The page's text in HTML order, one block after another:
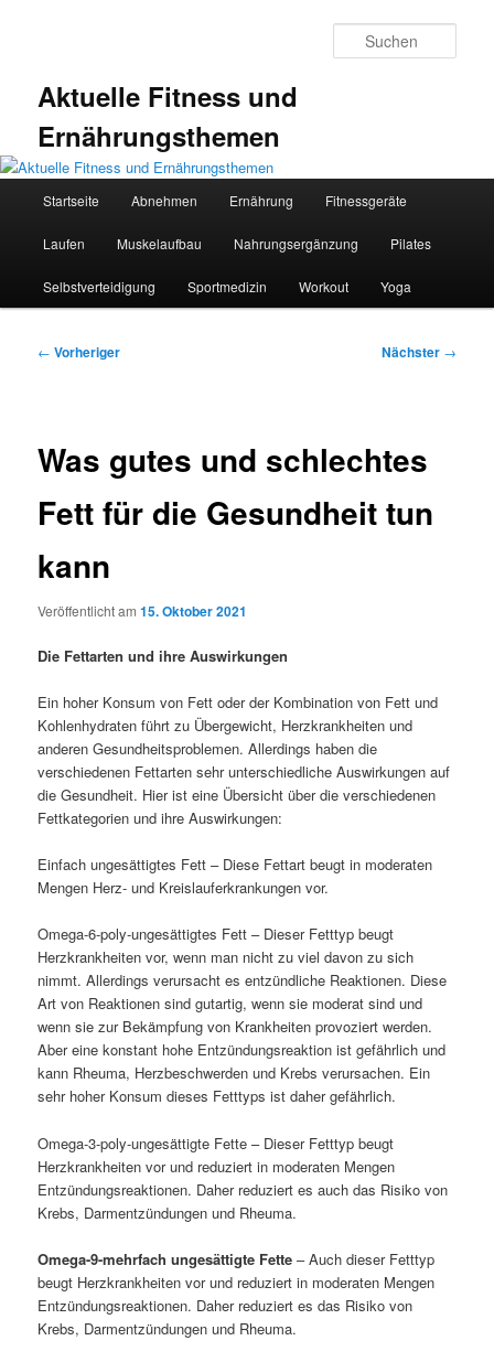
Aktuelle Fitness und
Ernährungsthemen
Startseite Abnehmen Ernährung Fitnessgeräte
Laufen Muskelaufbau Nahrungsergänzung Pilates
Selbstverteidigung Sportmedizin Workout Yoga
Beitragsnavigation
← Vorheriger Nächster →
Was gutes und schlechtes
Fett für die Gesundheit tun
kann
Veröffentlicht am15. Oktober 2021
Die Fettarten und ihre Auswirkungen
Ein hoher Konsum von Fett oder der Kombination von Fett und
Kohlenhydraten führt zu Übergewicht, Herzkrankheiten und
anderen Gesundheitsproblemen. Allerdings haben die
verschiedenen Fettarten sehr unterschiedliche Auswirkungen auf
die Gesundheit. Hier ist eine Übersicht über die verschiedenen
Fettkategorien und ihre Auswirkungen:
Einfach ungesättigtes Fett – Diese Fettart beugt in moderaten
Mengen Herz- und Kreislauferkrankungen vor.
Omega-6-poly-ungesättigtes Fett – Dieser Fetttyp beugt
Herzkrankheiten vor, wenn man nicht zu viel davon zu sich
nimmt. Allerdings verursacht es entzündliche Reaktionen. Diese
Art von Reaktionen sind gutartig, wenn sie moderat sind und
wenn sie zur Bekämpfung von Krankheiten provoziert werden.
Aber eine konstant hohe Entzündungsreaktion ist gefährlich und
kann Rheuma, Herzbeschwerden und Krebs verursachen. Ein
sehr hoher Konsum dieses Fetttyps ist daher gefährlich.
Omega-3-poly-ungesättigte Fette – Dieser Fetttyp beugt
Herzkrankheiten vor und reduziert in moderaten Mengen
Entzündungsreaktionen. Daher reduziert es auch das Risiko von
Krebs, Darmentzündungen und Rheuma.
Omega-9-mehrfach ungesättigte Fette – Auch dieser Fetttyp
beugt Herzkrankheiten vor und reduziert in moderaten Mengen
Entzündungsreaktionen. Daher reduziert es das Risiko von
Krebs, Darmentzündungen und Rheuma.